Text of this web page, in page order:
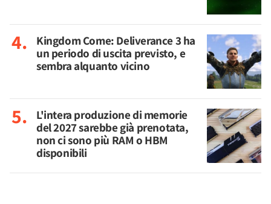
Kingdom Come: Deliverance 3 ha
un periodo di uscita previsto, e
sembra alquanto vicino
L'intera produzione di memorie
del 2027 sarebbe già prenotata,
non ci sono più RAM o HBM
disponibili